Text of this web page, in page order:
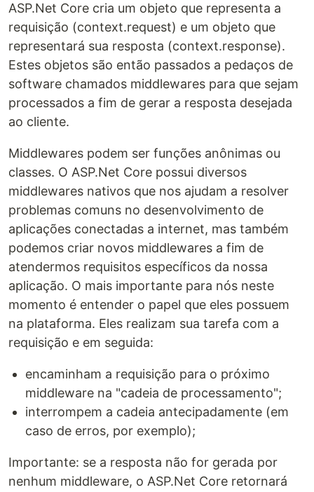
ASP.Net Core cria um objeto que representa a
requisição (context.request) e um objeto que
representará sua resposta (context.response).
Estes objetos são então passados a pedaços de
software chamados middlewares para que sejam
processados a fim de gerar a resposta desejada
ao cliente.
Middlewares podem ser funções anônimas ou
classes. O ASP.Net Core possui diversos
middlewares nativos que nos ajudam a resolver
problemas comuns no desenvolvimento de
aplicações conectadas a internet, mas também
podemos criar novos middlewares a fim de
atendermos requisitos específicos da nossa
aplicação. O mais importante para nós neste
momento é entender o papel que eles possuem
na plataforma. Eles realizam sua tarefa com a
requisição e em seguida:
encaminham a requisição para o próximo
middleware na "cadeia de processamento";
interrompem a cadeia antecipadamente (em
caso de erros, por exemplo);
Importante: se a resposta não for gerada por
nenhum middleware, o ASP.Net Core retornará